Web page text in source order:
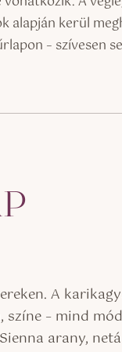
alapján kerül
– szívesen
A
színe – mind
arany,